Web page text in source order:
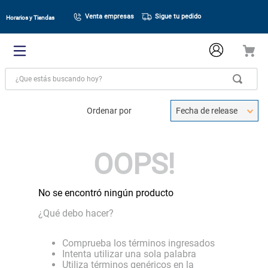
Horarios y Tiendas Venta empresas Sigue tu pedido
¿Que estás buscando hoy?
Ordenar por Fecha de release
OOPS!
No se encontró ningún producto
¿Qué debo hacer?
Comprueba los términos ingresados
Intenta utilizar una sola palabra
Utiliza términos genéricos en la